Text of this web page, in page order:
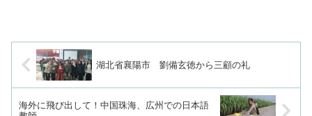
湖北省襄陽市 劉備玄徳から三顧の礼
海外に飛び出して！中国珠海、広州での日本語